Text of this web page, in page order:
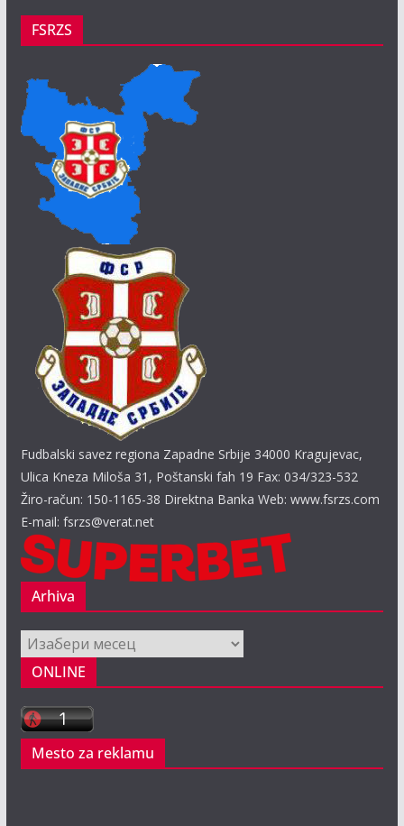
FSRZS
Fudbalski savez regiona Zapadne Srbije 34000 Kragujevac,
Ulica Kneza Miloša 31, Poštanski fah 19 Fax: 034/323-532
Žiro-račun: 150-1165-38 Direktna Banka Web: www.fsrzs.com
E-mail: fsrzs@verat.net
Arhiva
Arhiva
ONLINE
Mesto za reklamu